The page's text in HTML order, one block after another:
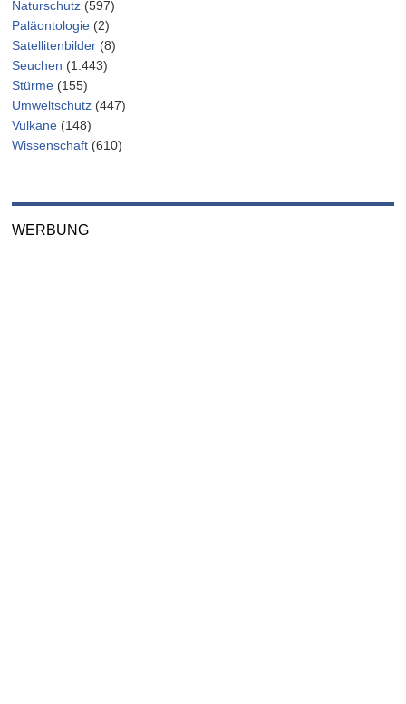
Naturschutz (597)
Paläontologie (2)
Satellitenbilder (8)
Seuchen (1.443)
Stürme (155)
Umweltschutz (447)
Vulkane (148)
Wissenschaft (610)
WERBUNG